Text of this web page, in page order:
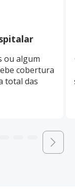
ou algum
cobertura
total das